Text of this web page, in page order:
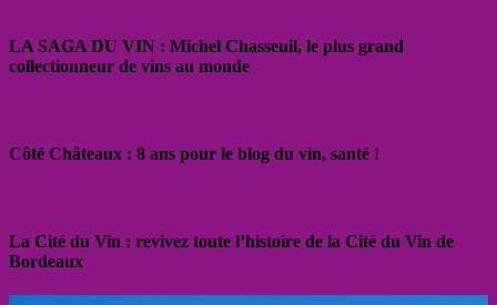
LA SAGA DU VIN : Michel Chasseuil, le plus grand
collectionneur de vins au monde
Côté Châteaux : 8 ans pour le blog du vin, santé !
La Cité du Vin : revivez toute l’histoire de la Cité du Vin de
Bordeaux